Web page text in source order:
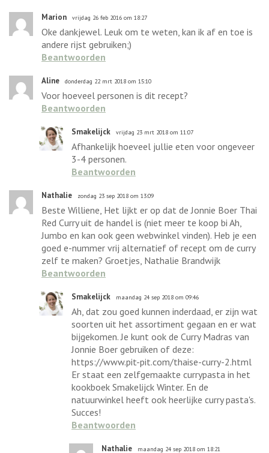
Marion vrijdag 26 feb 2016 om 18:27
Oke dankjewel. Leuk om te weten, kan ik af en toe is
andere rijst gebruiken;)
Beantwoorden
Aline donderdag 22 mrt 2018 om 15:10
Voor hoeveel personen is dit recept?
Beantwoorden
Smakelijck vrijdag 23 mrt 2018 om 11:07
Afhankelijk hoeveel jullie eten voor ongeveer
3-4 personen.
Beantwoorden
Nathalie zondag 23 sep 2018 om 13:09
Beste Williene, Het lijkt er op dat de Jonnie Boer Thai
Red Curry uit de handel is (niet meer te koop bi Ah,
Jumbo en kan ook geen webwinkel vinden). Heb je een
goed e-nummer vrij alternatief of recept om de curry
zelf te maken? Groetjes, Nathalie Brandwijk
Beantwoorden
Smakelijck maandag 24 sep 2018 om 09:46
Ah, dat zou goed kunnen inderdaad, er zijn wat
soorten uit het assortiment gegaan en er wat
bijgekomen. Je kunt ook de Curry Madras van
Jonnie Boer gebruiken of deze:
https://www.pit-pit.com/thaise-curry-2.html
Er staat een zelfgemaakte currypasta in het
kookboek Smakelijck Winter. En de
natuurwinkel heeft ook heerlijke curry pasta's.
Succes!
Beantwoorden
Nathalie maandag 24 sep 2018 om 18:21